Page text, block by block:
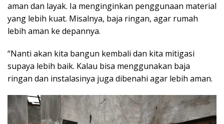
aman dan layak. Ia menginginkan penggunaan material
yang lebih kuat. Misalnya, baja ringan, agar rumah
lebih aman ke depannya.
“Nanti akan kita bangun kembali dan kita mitigasi
supaya lebih baik. Kalau bisa menggunakan baja
ringan dan instalasinya juga dibenahi agar lebih aman.